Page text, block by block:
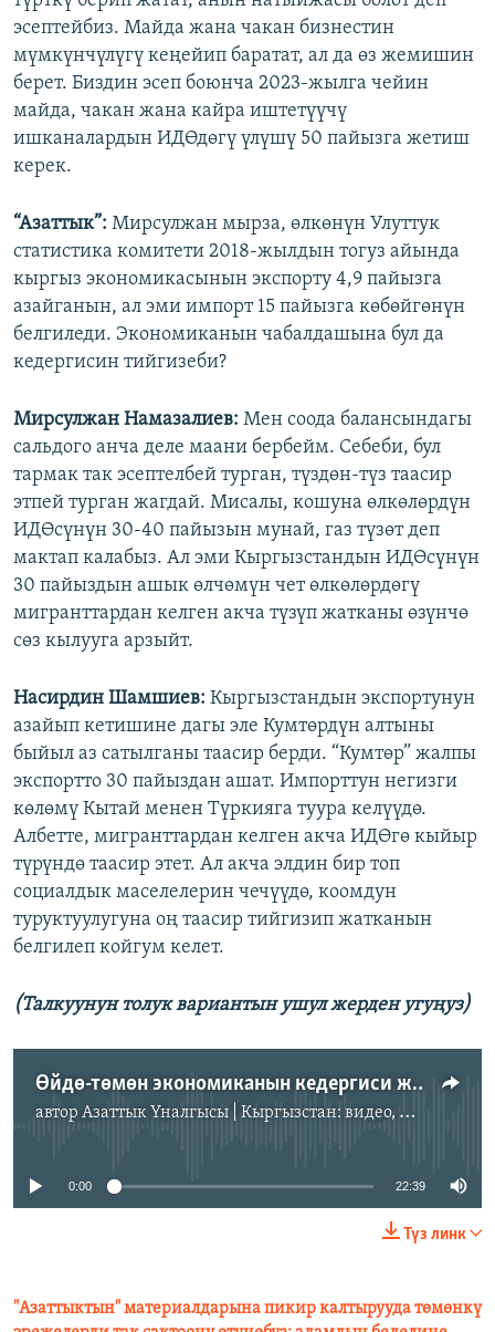
эсептейбиз. Майда жана чакан бизнестин
мүмкүнчүлүгү кеңейип баратат, ал да өз жемишин
берет. Биздин эсеп боюнча 2023-жылга чейин
майда, чакан жана кайра иштетүүчү
ишканалардын ИДӨдөгү үлүшү 50 пайызга жетиш
керек.
“Азаттык”: Мирсулжан мырза, өлкөнүн Улуттук
статистика комитети 2018-жылдын тогуз айында
кыргыз экономикасынын экспорту 4,9 пайызга
азайганын, ал эми импорт 15 пайызга көбөйгөнүн
белгиледи. Экономиканын чабалдашына бул да
кедергисин тийгизеби?
Мирсулжан Намазалиев: Мен соода балансындагы
сальдого анча деле маани бербейм. Себеби, бул
тармак так эсептелбей турган, түздөн-түз таасир
этпей турган жагдай. Мисалы, кошуна өлкөлөрдүн
ИДӨсүнүн 30-40 пайызын мунай, газ түзөт деп
мактап калабыз. Ал эми Кыргызстандын ИДӨсүнүн
30 пайыздын ашык өлчөмүн чет өлкөлөрдөгү
мигранттардан келген акча түзүп жатканы өзүнчө
сөз кылууга арзыйт.
Насирдин Шамшиев: Кыргызстандын экспортунун
азайып кетишине дагы эле Кумтөрдүн алтыны
быйыл аз сатылганы таасир берди. “Кумтөр” жалпы
экспортто 30 пайыздан ашат. Импорттун негизги
көлөмү Кытай менен Түркияга туура келүүдө.
Албетте, мигранттардан келген акча ИДӨгө кыйыр
түрүндө таасир этет. Ал акча элдин бир топ
социалдык маселелерин чечүүдө, коомдун
туруктуулугуна оң таасир тийгизип жатканын
белгилеп койгум келет.
(Талкуунун толук вариантын ушул жерден угуңуз)
Өйдө-төмөн экономиканын кедергиси жана келечеги (аудио)
автор Азаттык Үналгысы | Кыргызстан: видео, фото, кабарлар
No media source currently available
0:00 22:39
Түз линк
"Азаттыктын" материалдарына пикир калтырууда төмөнкү